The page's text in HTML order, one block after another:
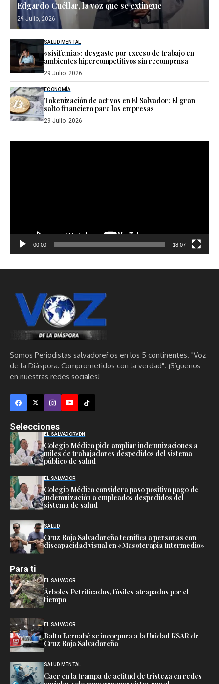
Edgardo Cuéllar, la voz que se extingue
29 Julio, 2026
SALUD MENTAL
«sisifemia»: desgaste por exceso de trabajo en
ambientes hipercompetitivos sin recompensa
29 Julio, 2026
ECONOMÍA
Tokenización de activos en El Salvador: El gran
salto financiero para las empresas
29 Julio, 2026
00:00 18:07
Somos Periodistas salvadoreños en los 5 continentes. "Voz
de la Diáspora: Comprometidos con la verdad". ¡Síguenos
en nuestras redes sociales!
Selecciones
EL SALVADORVDN
Colegio Médico pide ampliar indemnizaciones a
miles de trabajadores despedidos del sistema
público de salud
EL SALVADOR
Colegio Médico considera paso positivo pago de
indemnización a empleados despedidos del
sistema de salud
SALUD
Cruz Roja Salvadoreña tecnifica a personas con
discapacidad visual en «Masoterapia Intermedio»
Para ti
EL SALVADOR
Árboles Petrificados, fósiles atrapados por el
tiempo
EL SALVADOR
Balto Bernabé se incorpora a la Unidad KSAR de
Cruz Roja Salvadoreña
SALUD MENTAL
Caer en la trampa de actitud de tristeza en redes